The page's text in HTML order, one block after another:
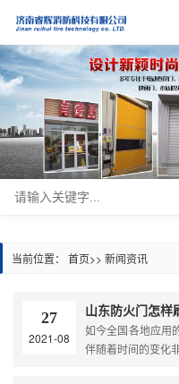
当前位置： 首页>> 新闻资讯
27
2021-08
山东防火门怎样
如今全国各地应用
伴随着时间的变化